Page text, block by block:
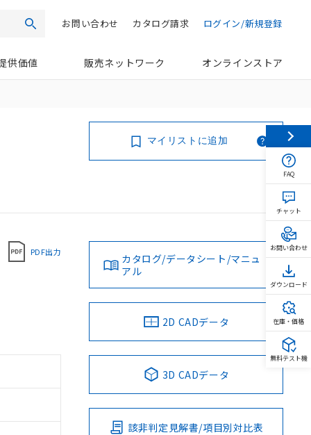
検索 ログイン/新規登録
カタログ請求
お問い合わせ
供価値 販売ネットワーク オンラインストア
マイリストに追加
PDF出力
カタログ/データシート/マニュ
アル
2D CADデータ
3D CADデータ
該非判定見解書/項目別対比表
FAQ
チャット
お問い合わせ
ダウンロード
在庫・価格
無料テスト機